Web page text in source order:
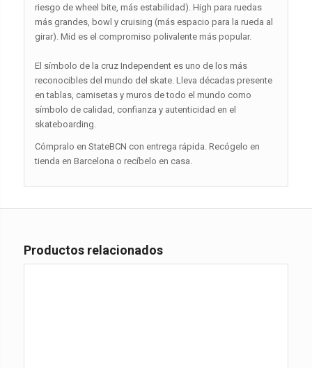
riesgo de wheel bite, más estabilidad). High para ruedas
más grandes, bowl y cruising (más espacio para la rueda al
girar). Mid es el compromiso polivalente más popular.
El símbolo de la cruz Independent es uno de los más
reconocibles del mundo del skate. Lleva décadas presente
en tablas, camisetas y muros de todo el mundo como
símbolo de calidad, confianza y autenticidad en el
skateboarding.
Cómpralo en StateBCN con entrega rápida. Recógelo en
tienda en Barcelona o recíbelo en casa.
Productos relacionados